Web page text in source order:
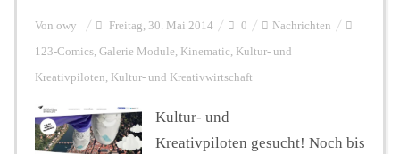
FUNKTURM-Beiträge
Podcast
Von owy Freitag, 30. Mai 2014 0 Nachrichten
123-Comics, Galerie Module, Kinematic, Kultur- und
Kreativpiloten, Kultur- und Kreativwirtschaft
Kultur- und
Kreativpiloten gesucht! Noch bis